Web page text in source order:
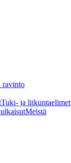
ravinto
Tuki- ja liikuntaelimet
Meistä